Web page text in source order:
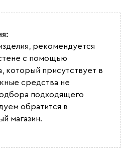
рекомендуется
с помощью
который присутствует в
средства не
подходящего
обратится в
магазин.